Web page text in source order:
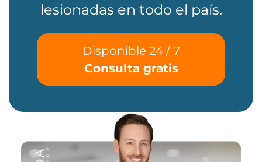
lesionadas en todo el país.
Disponible 24 / 7
Consulta gratis